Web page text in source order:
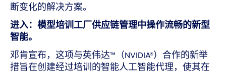
断变化的解决方案。
进入：模型培训工厂供应链管理中操作流畅的新型
智能。
邓肯宣布，这项与英伟达™（NVIDIA®）合作的新举
措旨在创建经过培训的智能人工智能代理，使其在